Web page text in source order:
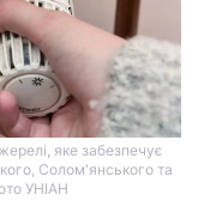
яке забезпечує
Солом'янського та
УНІАН